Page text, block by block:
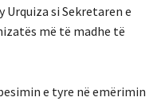
Urquiza si Sekretaren e
më të madhe të
e tyre në emërimin